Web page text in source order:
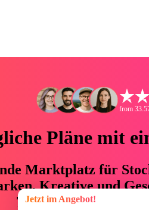
from
Pläne mit
Marktplatz für
Kreative und
76 % an Zeit und
Jetzt im Angebot!